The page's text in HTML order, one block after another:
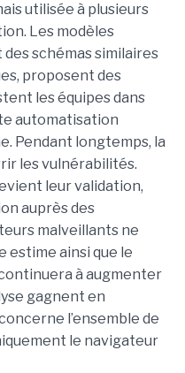
utilisée à plusieurs
Les modèles
schémas similaires
proposent des
les équipes dans
automatisation
Pendant longtemps, la
les vulnérabilités.
leur validation,
auprès des
malveillants ne
estime ainsi que le
à augmenter
gagnent en
l’ensemble de
le navigateur